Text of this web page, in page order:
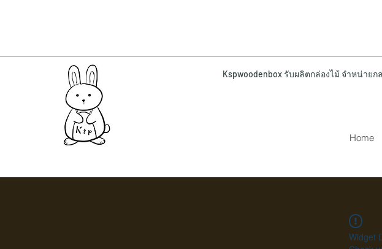
Kspwoodenbox รับผลิตกล่องไม้ จำหน่าย
Home
Widget